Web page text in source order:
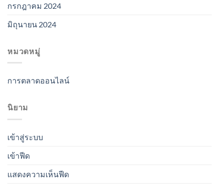
กรกฎาคม 2024
มิถุนายน 2024
หมวดหมู่
การตลาดออนไลน์
นิยาม
เข้าสู่ระบบ
เข้าฟีด
แสดงความเห็นฟีด